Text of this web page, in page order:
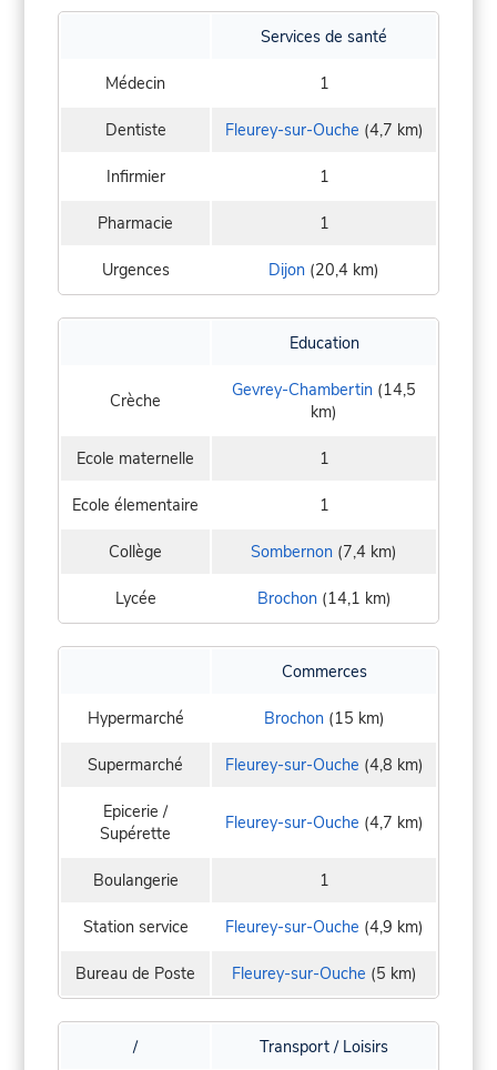
Services de santé
Médecin 1
Dentiste Fleurey-sur-Ouche (4,7 km)
Infirmier 1
Pharmacie 1
Urgences Dijon (20,4 km)
Education
Crèche Gevrey-Chambertin (14,5
km)
Ecole maternelle 1
Ecole élementaire 1
Collège Sombernon (7,4 km)
Lycée Brochon(14,1 km)
Commerces
Hypermarché Brochon(15 km)
Supermarché Fleurey-sur-Ouche (4,8 km)
Epicerie /
Supérette
Fleurey-sur-Ouche (4,7 km)
Boulangerie 1
Station service Fleurey-sur-Ouche (4,9 km)
Bureau de Poste Fleurey-sur-Ouche (5 km)
/ Transport / Loisirs